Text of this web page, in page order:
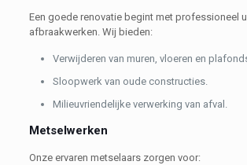
Een goede renovatie begint met professioneel
afbraakwerken. Wij bieden:
Verwijderen van muren, vloeren en
Sloopwerk van oude constructies.
Milieuvriendelijke verwerking van afval.
Metselwerken
Onze ervaren metselaars zorgen voor: